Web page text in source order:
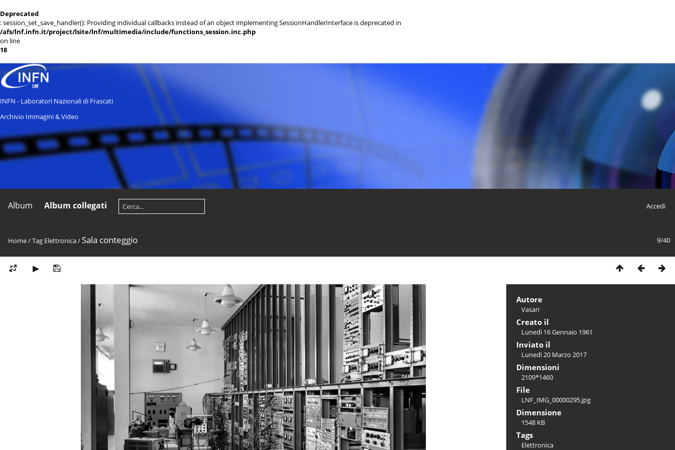
Deprecated
: session_set_save_handler(): Providing individual callbacks instead of an object implementing SessionHandlerInterface is deprecated in
/afs/lnf.infn.it/project/lsite/lnf/multimedia/include/functions_session.inc.php
on line
18
INFN - Laboratori Nazionali di Frascati
Archivio Immagini & Video
Album Album collegati Accedi
9/40
Home/Tag Elettronica/ Sala conteggio
Autore
Vasari
Creato il
Lunedì 16 Gennaio 1961
Inviato il
Lunedì 20 Marzo 2017
Dimensioni
2109*1460
File
LNF_IMG_00000295.jpg
Dimensione
1548 KB
Tags
Elettronica